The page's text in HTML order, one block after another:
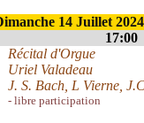
14 Juillet 2024
17:00
Récital d'Orgue
Uriel Valadeau
J. S. Bach, L Vierne,
- libre participation